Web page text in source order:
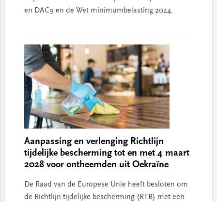
en DAC9 en de Wet minimumbelasting 2024.
Aanpassing en verlenging Richtlijn
tijdelijke bescherming tot en met 4 maart
2028 voor ontheemden uit Oekraïne
De Raad van de Europese Unie heeft besloten om
de Richtlijn tijdelijke bescherming (RTB) met een